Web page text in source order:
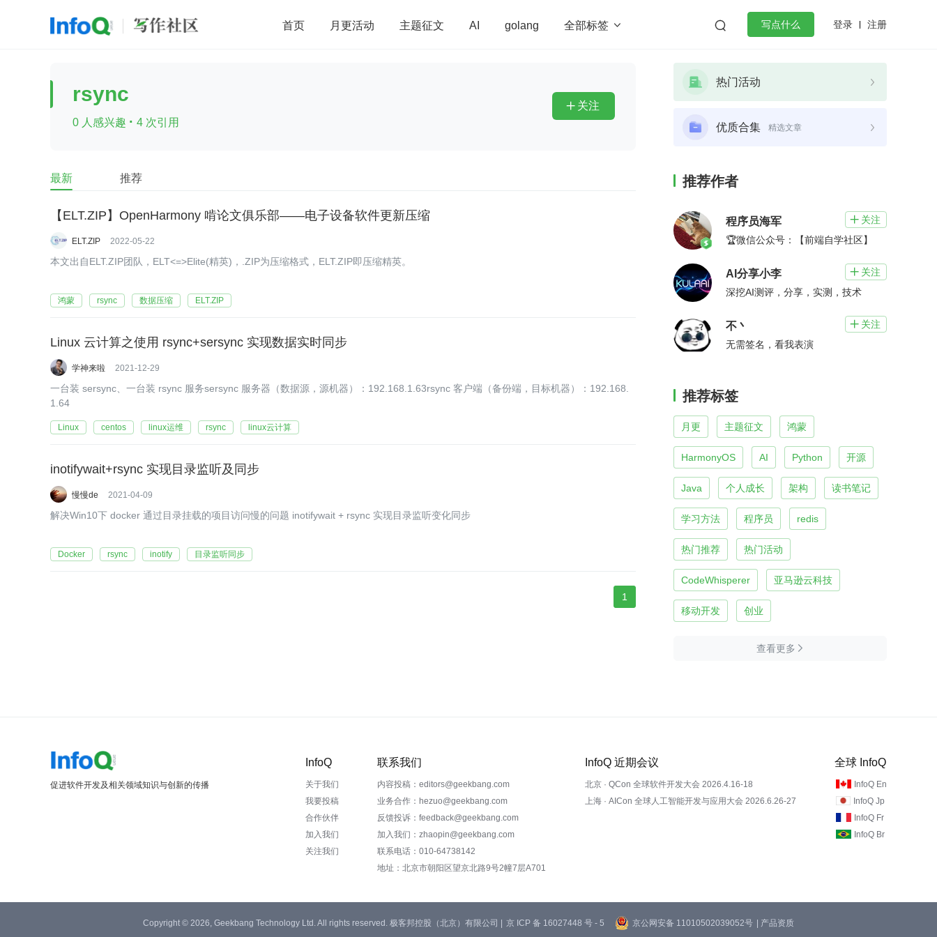
首页 月更活动 主题征文 AI golang 全部标签   写点什么 登录 注册
前端 AI redis
查看更多
rsync
0 人感兴趣 · 4 次引用
 关注
最新 推荐
【ELT.ZIP】OpenHarmony 啃论文俱乐部——电子设备软件更新压缩
ELT.ZIP 2022-05-22
本文出自ELT.ZIP团队，ELT<=>Elite(精英)，.ZIP为压缩格式，ELT.ZIP即压缩精英。
鸿蒙 rsync 数据压缩 ELT.ZIP
Linux 云计算之使用 rsync+sersync 实现数据实时同步
学神来啦 2021-12-29
一台装 sersync、一台装 rsync 服务sersync 服务器（数据源，源机器）：192.168.1.63rsync 客户端（备份端，目标机器）：192.168.
1.64
Linux centos linux运维 rsync linux云计算
inotifywait+rsync 实现目录监听及同步
慢慢de 2021-04-09
解决Win10下 docker 通过目录挂载的项目访问慢的问题 inotifywait + rsync 实现目录监听变化同步
Docker rsync inotify 目录监听同步
1
热门活动
优质合集 精选文章
推荐作者
程序员海军  关注
🏆微信公众号：【前端自学社区】
AI分享小李  关注
深挖AI测评，分享，实测，技术
不丶  关注
无需签名，看我表演
推荐标签
月更 主题征文 鸿蒙
HarmonyOS AI Python 开源
Java 个人成长 架构 读书笔记
学习方法 程序员 redis
热门推荐 热门活动
CodeWhisperer 亚马逊云科技
移动开发 创业
查看更多 
促进软件开发及相关领域知识与创新的传播
InfoQ
关于我们
我要投稿
合作伙伴
加入我们
关注我们
联系我们
内容投稿：editors@geekbang.com
业务合作：hezuo@geekbang.com
反馈投诉：feedback@geekbang.com
加入我们：zhaopin@geekbang.com
联系电话：010-64738142
地址：北京市朝阳区望京北路9号2幢7层A701
InfoQ 近期会议
北京 · QCon 全球软件开发大会 2026.4.16-18
上海 · AICon 全球人工智能开发与应用大会 2026.6.26-27
全球 InfoQ
InfoQ En
InfoQ Jp
InfoQ Fr
InfoQ Br
Copyright © 2026, Geekbang Technology Ltd. All rights reserved. 极客邦控股（北京）有限公司 | 京 ICP 备 16027448 号 - 5 京公网安备 11010502039052号 | 产品资质